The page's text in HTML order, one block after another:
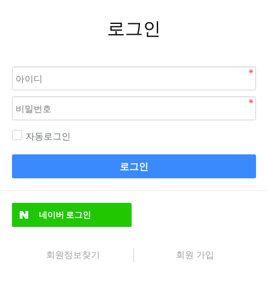
로그인
자동로그인
로그인
네이버 로그인
회원정보찾기 회원 가입